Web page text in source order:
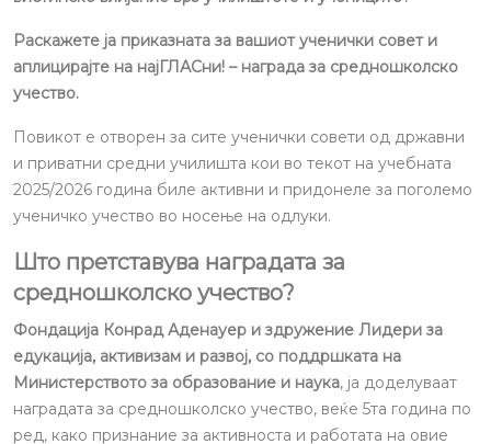
Раскажете ја приказната за вашиот ученички совет и
аплицирајте на најГЛАСни! – награда за средношколско
учество.
Повикот е отворен за сите ученички совети од државни
и приватни средни училишта кои во текот на учебната
2025/2026 година биле активни и придонеле за поголемо
ученичко учество во носење на одлуки.
Што претставува наградата за
средношколско учество?
Фондација Конрад Аденауер и здружение Лидери за
едукација, активизам и развој, со поддршката на
Министерството за образование и наука, ја доделуваат
наградата за средношколско учество, веќе 5та година по
ред, како признание за активноста и работата на овие